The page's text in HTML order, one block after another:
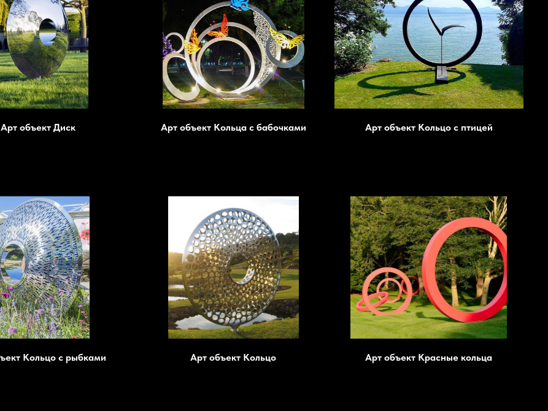
Арт объект Диск Арт объект Кольца с бабочками Арт объект Кольцо с птицей
Кольцо с рыбками Арт объект Кольцо Арт объект Красные кольца